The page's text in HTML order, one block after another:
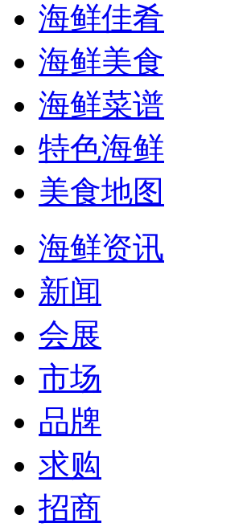
海鲜佳肴
海鲜美食
海鲜菜谱
特色海鲜
美食地图
海鲜资讯
新闻
会展
市场
品牌
求购
招商